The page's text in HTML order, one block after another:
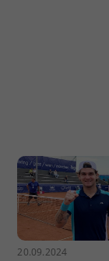
20.09.2024